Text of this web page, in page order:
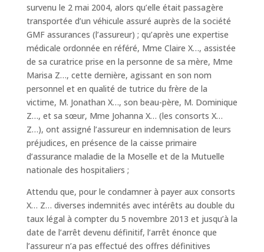
survenu le 2 mai 2004, alors qu’elle était passagère
transportée d’un véhicule assuré auprès de la société
GMF assurances (l’assureur) ; qu’après une expertise
médicale ordonnée en référé, Mme Claire X…, assistée
de sa curatrice prise en la personne de sa mère, Mme
Marisa Z…, cette dernière, agissant en son nom
personnel et en qualité de tutrice du frère de la
victime, M. Jonathan X…, son beau-père, M. Dominique
Z…, et sa sœur, Mme Johanna X… (les consorts X…
Z…), ont assigné l’assureur en indemnisation de leurs
préjudices, en présence de la caisse primaire
d’assurance maladie de la Moselle et de la Mutuelle
nationale des hospitaliers ;
Attendu que, pour le condamner à payer aux consorts
X… Z… diverses indemnités avec intérêts au double du
taux légal à compter du 5 novembre 2013 et jusqu’à la
date de l’arrêt devenu définitif, l’arrêt énonce que
l’assureur n’a pas effectué des offres définitives